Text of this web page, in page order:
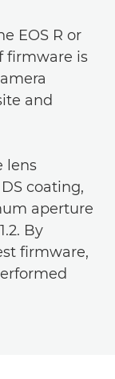
EOS R or
firmware is
and
lens
coating,
aperture
By
firmware,